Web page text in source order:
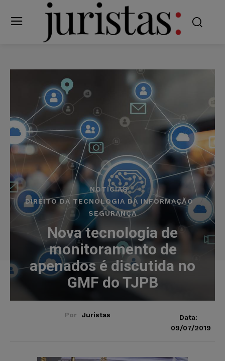
NOTÍCIAS
DIREITO DA TECNOLOGIA DA INFORMAÇÃO
SEGURANÇA
Nova tecnologia de
monitoramento de
apenados é discutida no
GMF do TJPB
Por Juristas
Data:
09/07/2019